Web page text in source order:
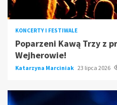
KONCERTY I FESTIWALE
Poparzeni Kawą Trzy z
Wejherowie!
Katarzyna Marciniak 23 lipca 2026